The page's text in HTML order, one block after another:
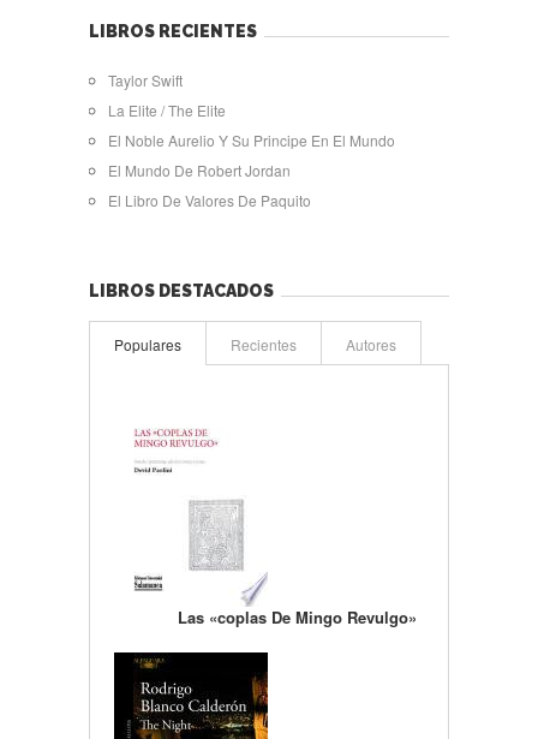
LIBROS RECIENTES
Taylor Swift
La Elite / The Elite
El Noble Aurelio Y Su Principe En El Mundo
El Mundo De Robert Jordan
El Libro De Valores De Paquito
LIBROS DESTACADOS
Populares Recientes Autores
Las «coplas De Mingo Revulgo»